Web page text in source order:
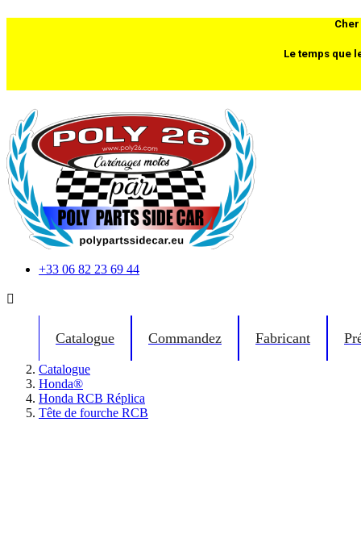
Le temps que
+33 06 82 23 69 44

Catalogue Commandez Fabricant
Catalogue
Honda®
Honda RCB Réplica
Tête de fourche RCB